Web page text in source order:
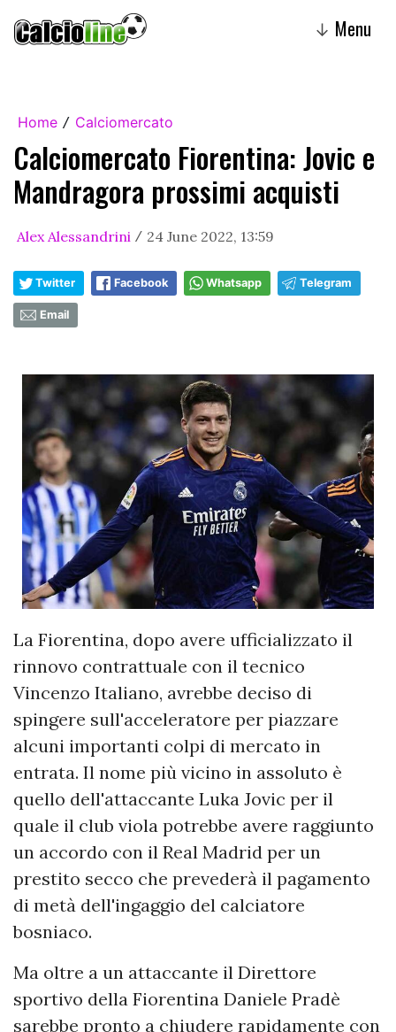
↓ Menu
Home / Calciomercato
Calciomercato Fiorentina: Jovic e
Mandragora prossimi acquisti
Alex Alessandrini / 24 June 2022, 13:59
Twitter Facebook Whatsapp Telegram
Email
La Fiorentina, dopo avere ufficializzato il
rinnovo contrattuale con il tecnico
Vincenzo Italiano, avrebbe deciso di
spingere sull'acceleratore per piazzare
alcuni importanti colpi di mercato in
entrata. Il nome più vicino in assoluto è
quello dell'attaccante Luka Jovic per il
quale il club viola potrebbe avere raggiunto
un accordo con il Real Madrid per un
prestito secco che prevederà il pagamento
di metà dell'ingaggio del calciatore
bosniaco.
Ma oltre a un attaccante il Direttore
sportivo della Fiorentina Daniele Pradè
sarebbe pronto a chiudere rapidamente con